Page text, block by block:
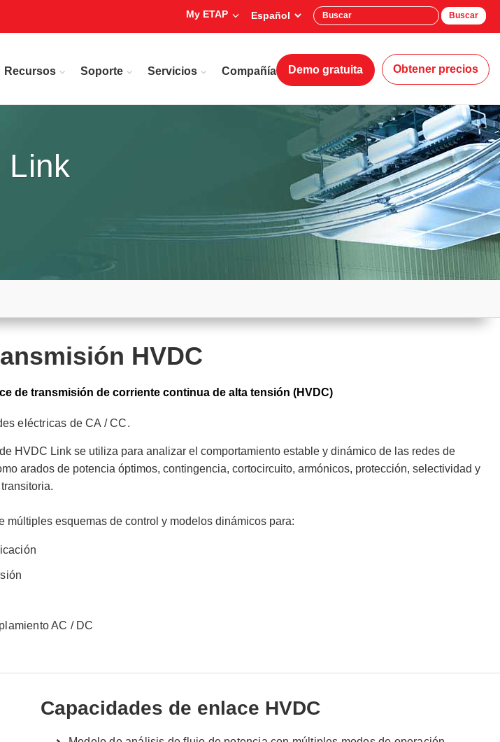
My ETAP Buscar
Recursos Soporte Servicios Compañía Demo gratuita Obtener precios
Link
HVDC
de transmisión de corriente continua de alta tensión (HVDC)
eléctricas de CA / CC.
HVDC Link se utiliza para analizar el comportamiento estable y dinámico de las redes de
arados de potencia óptimos, contingencia, cortocircuito, armónicos, protección, selectividad y
múltiples esquemas de control y modelos dinámicos para:
AC / DC
Capacidades de enlace HVDC